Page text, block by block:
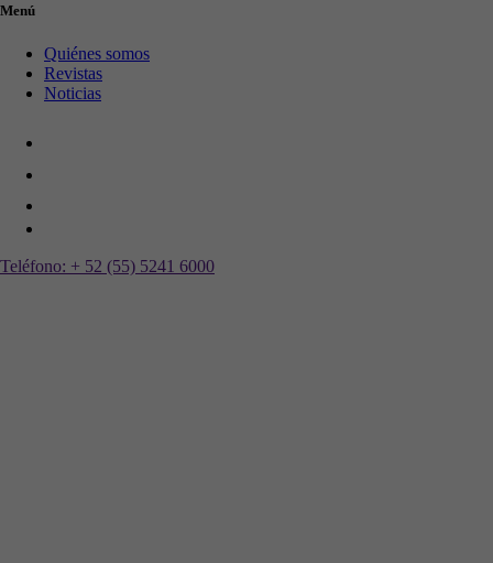
Menú
Quiénes somos
Revistas
Noticias
Teléfono: + 52 (55) 5241 6000